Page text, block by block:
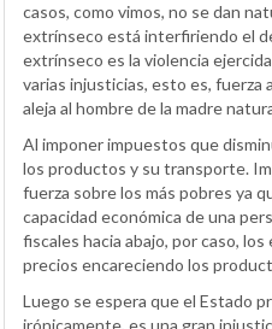
casos, como vimos, no se dan
extrínseco está interfiriendo el
extrínseco es la violencia
varias injusticias, esto es, fuerza
aleja al hombre de la madre
Al imponer impuestos que
los productos y su transporte.
fuerza sobre los más pobres ya
capacidad económica de una
fiscales hacia abajo, por caso,
precios encareciendo los
Luego se espera que el Estado